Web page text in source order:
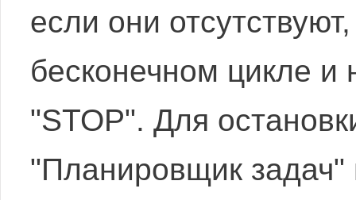
если они
бесконечном цикле и
"STOP". Для
"Планировщик задач"